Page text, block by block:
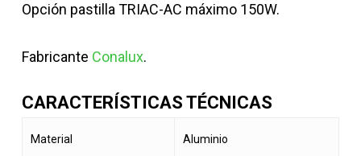
Opción pastilla TRIAC-AC máximo 150W.
Fabricante Conalux.
CARACTERÍSTICAS TÉCNICAS
Material Aluminio